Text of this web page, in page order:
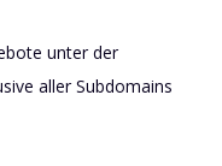
unter der
aller Subdomains